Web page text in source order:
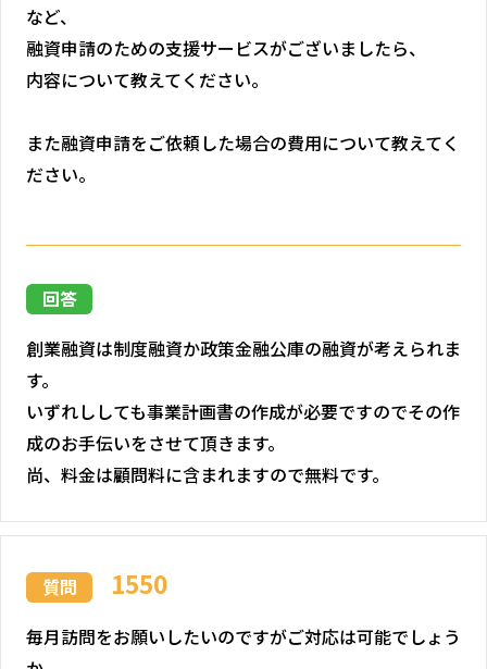
など、
融資申請のための支援サービスがございましたら、
内容について教えてください。
また融資申請をご依頼した場合の費用について教えてく
ださい。
回答
創業融資は制度融資か政策金融公庫の融資が考えられま
す。
いずれししても事業計画書の作成が必要ですのでその作
成のお手伝いをさせて頂きます。
尚、料金は顧問料に含まれますので無料です。
質問 1550
毎月訪問をお願いしたいのですがご対応は可能でしょう